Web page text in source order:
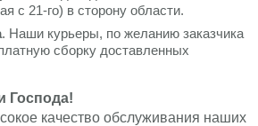
с 21-го) в сторону области.
. Наши курьеры, по желанию заказчика
сборку доставленных
Господа!
качество обслуживания наших